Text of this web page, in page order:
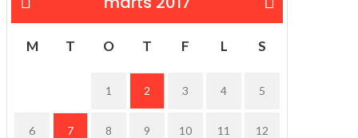
M T O T F L S
1 2 3 4 5
6 7 8 9 10 11 12